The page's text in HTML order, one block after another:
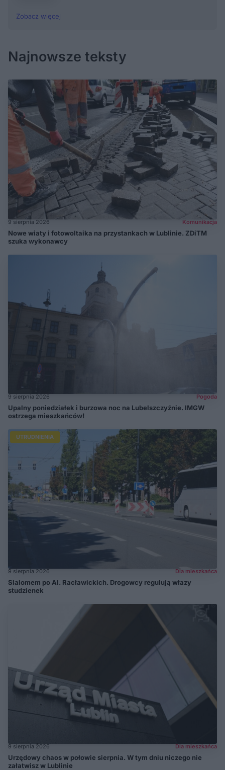
Zobacz więcej
Najnowsze teksty
9 sierpnia 2026 Komunikacja
Nowe wiaty i fotowoltaika na przystankach w Lublinie. ZDiTM
szuka wykonawcy
9 sierpnia 2026 Pogoda
Upalny poniedziałek i burzowa noc na Lubelszczyźnie. IMGW
ostrzega mieszkańców!
UTRUDNIENIA
9 sierpnia 2026 Dla mieszkańca
Slalomem po Al. Racławickich. Drogowcy regulują włazy
studzienek
9 sierpnia 2026 Dla mieszkańca
Urzędowy chaos w połowie sierpnia. W tym dniu niczego nie
załatwisz w Lublinie